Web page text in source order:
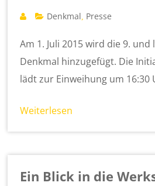
Denkmal Presse
Am 1. Juli 2015 wird die 9.
Denkmal hinzugefügt. Die
lädt zur Einweihung um 16:30
Weiterlesen
Ein Blick in die